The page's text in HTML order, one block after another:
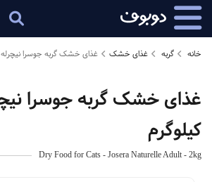
خانه گربه غذای خشک غذای خشک گربه جوسرا نیچرله ۲ کیلوگرم
کیلوگرم
Dry Food for Cats - Josera Naturelle Adult - 2kg